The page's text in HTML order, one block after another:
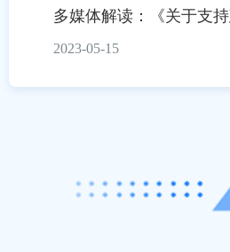
多媒体解读：《关于支
2023-05-15